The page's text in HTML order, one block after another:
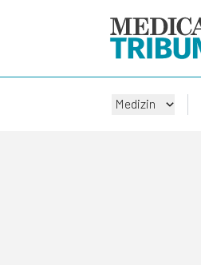
Medizin